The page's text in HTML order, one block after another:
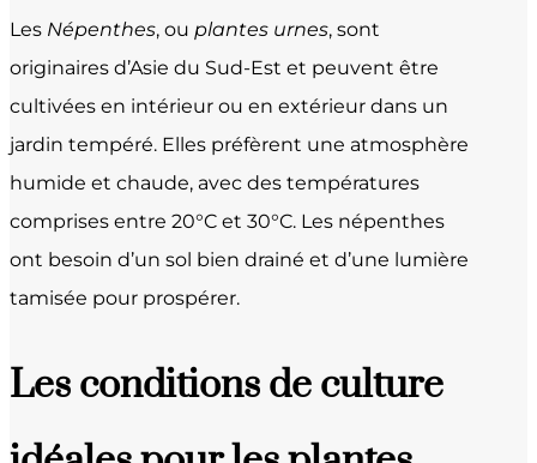
Les Népenthes, ou plantes urnes, sont
originaires d’Asie du Sud-Est et peuvent être
cultivées en intérieur ou en extérieur dans un
jardin tempéré. Elles préfèrent une atmosphère
humide et chaude, avec des températures
comprises entre 20°C et 30°C. Les népenthes
ont besoin d’un sol bien drainé et d’une lumière
tamisée pour prospérer.
Les conditions de culture